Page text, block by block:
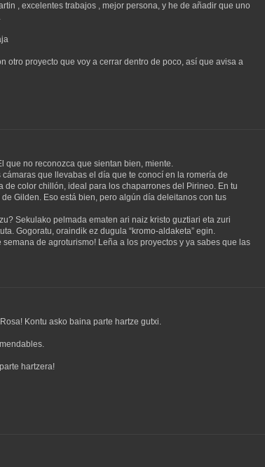
, excelentes trabajos , mejor persona, y he de añadir que uno
otro proyecto que voy a cerrar dentro de poco, así que avisa a
que no reconozca que sientan bien, miente.
que llevabas el día que te conocí en la romería de
de color chillón, ideal para los chaparrones del Pirineo. En tu
Gilden. Eso está bien, pero algún día deleitanos con tus
Sekulako pelmada ematen ari naiz kristo guztiari eta zuri
Gogoratu, oraindik ez dugula “kromo-aldaketa” egin.
de agroturismo! Leña a los proyectos y ya sabes que las
Kontu asko baina parte hartze gutxi.
hartzera!